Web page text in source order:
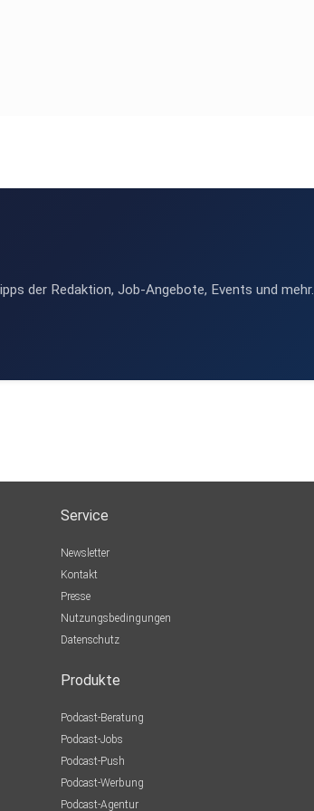
der Redaktion, Job-Angebote, Events und mehr.
Service
Newsletter
Kontakt
Presse
Nutzungsbedingungen
Datenschutz
Produkte
Podcast-Beratung
Podcast-Jobs
Podcast-Push
Podcast-Werbung
Podcast-Agentur